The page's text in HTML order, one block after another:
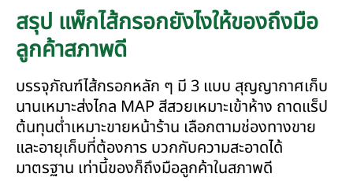
สรุป แพ็กไส้กรอกยังไงให้ของถึงมือ
ลูกค้าสภาพดี
บรรจุภัณฑ์ไส้กรอกหลัก ๆ มี 3 แบบ สุญญากาศเก็บ
นานเหมาะส่งไกล MAP สีสวยเหมาะเข้าห้าง ถาดแร็ป
ต้นทุนต่ำเหมาะขายหน้าร้าน เลือกตามช่องทางขาย
และอายุเก็บที่ต้องการ บวกกับความสะอาดได้
มาตรฐาน เท่านี้ของก็ถึงมือลูกค้าในสภาพดี